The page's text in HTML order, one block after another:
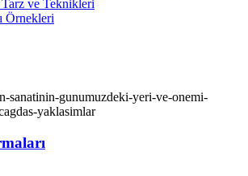
Tarz ve Teknikleri
Örnekleri
sanatinin-gunumuzdeki-yeri-ve-onemi-
yaklasimlar